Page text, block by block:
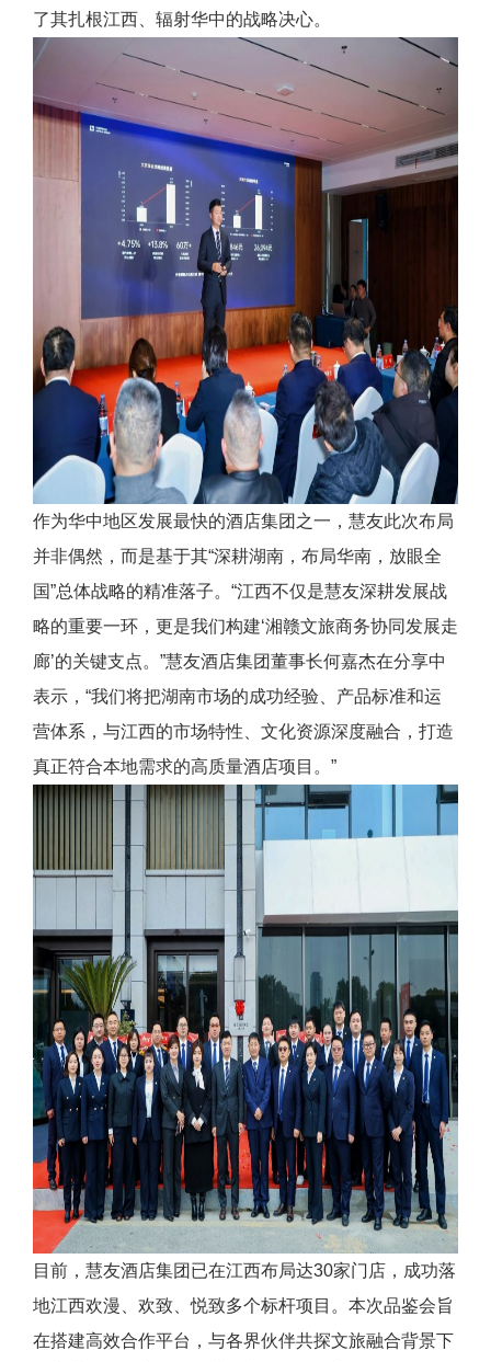
了其扎根江西、辐射华中的战略决心。
作为华中地区发展最快的酒店集团之一，慧友此次布局
并非偶然，而是基于其“深耕湖南，布局华南，放眼全
国”总体战略的精准落子。“江西不仅是慧友深耕发展战
略的重要一环，更是我们构建‘湘赣文旅商务协同发展走
廊’的关键支点。”慧友酒店集团董事长何嘉杰在分享中
表示，“我们将把湖南市场的成功经验、产品标准和运
营体系，与江西的市场特性、文化资源深度融合，打造
真正符合本地需求的高质量酒店项目。”
目前，慧友酒店集团已在江西布局达30家门店，成功落
地江西欢漫、欢致、悦致多个标杆项目。本次品鉴会旨
在搭建高效合作平台，与各界伙伴共探文旅融合背景下